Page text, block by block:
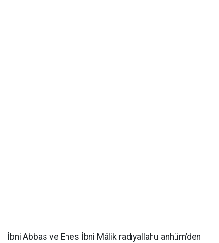
İbni Abbas ve Enes İbni Mâlik radıyallahu anhüm’den